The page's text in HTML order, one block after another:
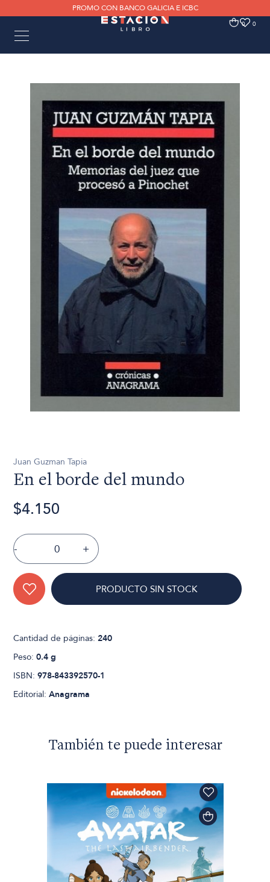
PROMO CON BANCO GALICIA E ICBC
0 0
Juan Guzman Tapia
En el borde del mundo
$4.150
- +
PRODUCTO SIN STOCK
Cantidad de páginas:240
Peso:0.4 g
ISBN:978-843392570-1
Editorial:Anagrama
También te puede interesar